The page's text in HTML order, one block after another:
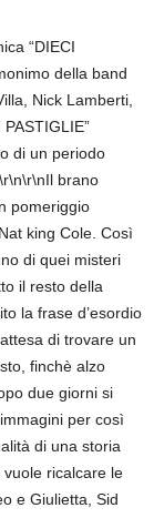
“DIECI
della band
Nick Lamberti,
di un periodo
brano
pomeriggio
king Cole. Così
di quei misteri
il resto della
la frase d’esordio
di trovare un
finchè alzo
due giorni si
per così
di una storia
ricalcare le
e Giulietta, Sid